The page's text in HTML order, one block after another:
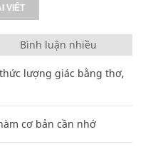
VIẾT
Bình luận nhiều
lượng giác bằng thơ,
cơ bản cần nhớ